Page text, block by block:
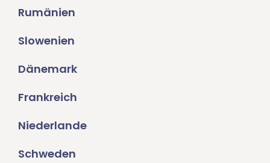
Rumänien
Slowenien
Dänemark
Frankreich
Niederlande
Schweden